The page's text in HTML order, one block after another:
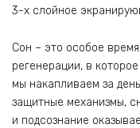
3-х слойное
Сон – это особое
регенерации, в
мы накапливаем за
защитные механизмы,
и подсознание